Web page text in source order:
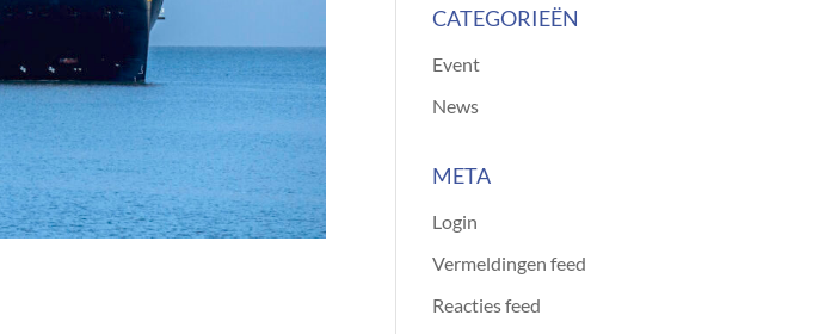
CATEGORIEËN
Event
News
META
Login
Vermeldingen feed
Reacties feed